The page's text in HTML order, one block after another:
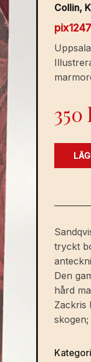
Collin,
350
och
kring
bruks
historia.
mängd
tryckt
Den
hård
Zackris